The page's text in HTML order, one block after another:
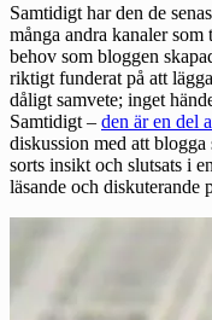
Samtidigt har den de
många andra kanaler
behov som bloggen
riktigt funderat på att
dåligt samvete; inget
Samtidigt – den är en del
diskussion med att blogga
sorts insikt och slutsats i
läsande och diskuterande